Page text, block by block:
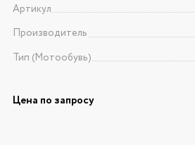
Артикул
Производитель
Тип (Мотообувь)
Цена по запросу